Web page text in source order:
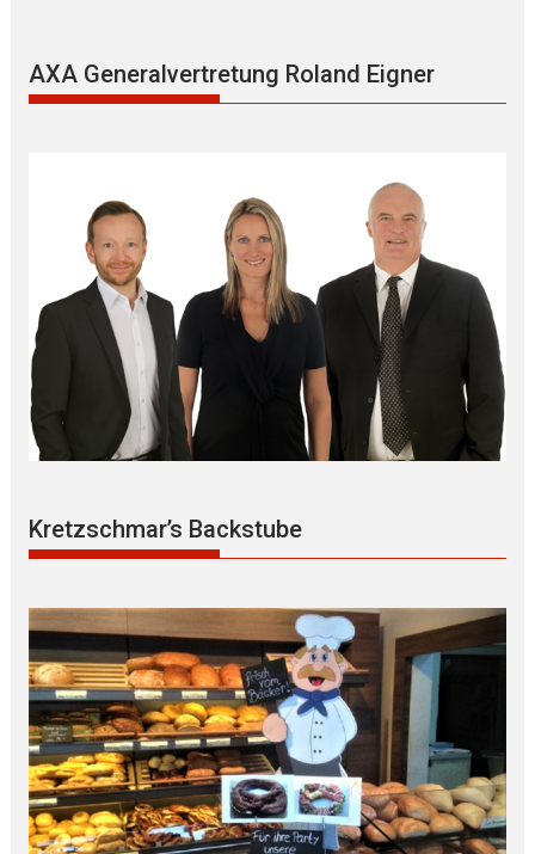
AXA Generalvertretung Roland Eigner
Kretzschmar’s Backstube